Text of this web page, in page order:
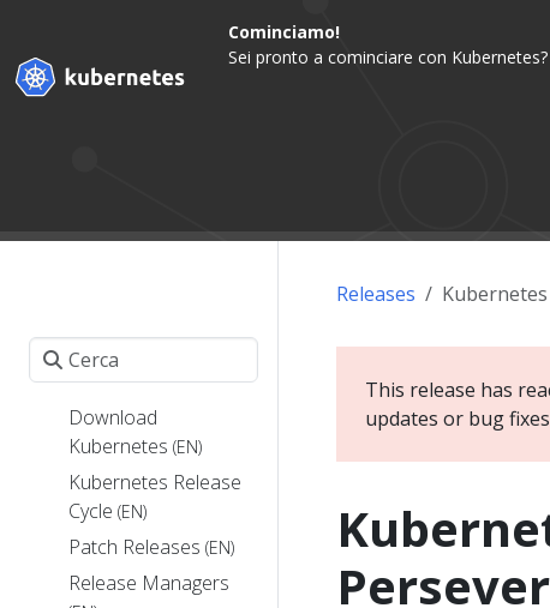
Cominciamo!
Sei pronto a cominciare con
Download
Kubernetes (EN)
Kubernetes Release
Cycle (EN)
Patch Releases (EN)
Release Managers
Releases Kubernetes
This release has
updates or bug